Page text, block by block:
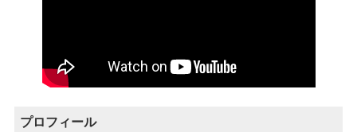
プロフィール